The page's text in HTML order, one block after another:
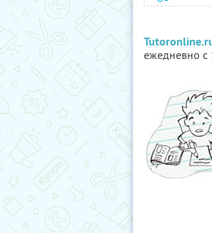
ежедневно с